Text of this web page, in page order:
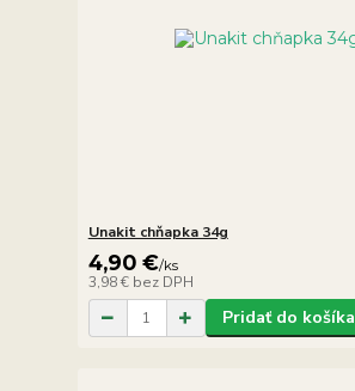
Unakit chňapka 34g
4,90 €/ks
3,98 € bez DPH
Pridať do košíka